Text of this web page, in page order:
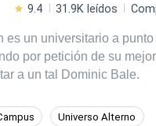
9.4 31.9K leídos
es un universitario a
por petición de su
a un tal Dominic Bale.
Universo Alterno